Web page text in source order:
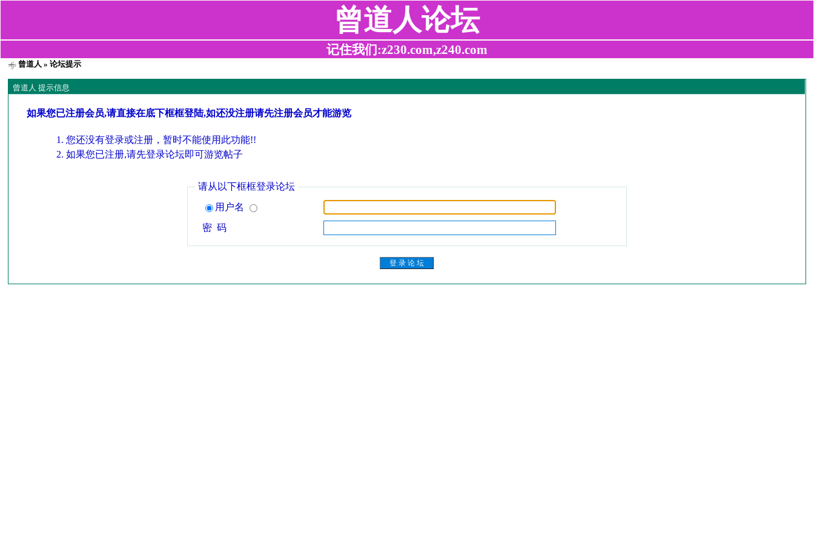
曾道人论坛
记住我们:z230.com,z240.com
曾道人 » 论坛提示
曾道人 提示信息
如果您已注册会员,请直接在底下框框登陆,如还没注册请先注册会员才能游览
您还没有登录或注册，暂时不能使用此功能!!
如果您已注册,请先登录论坛即可游览帖子
请从以下框框登录论坛
用户名
密 码